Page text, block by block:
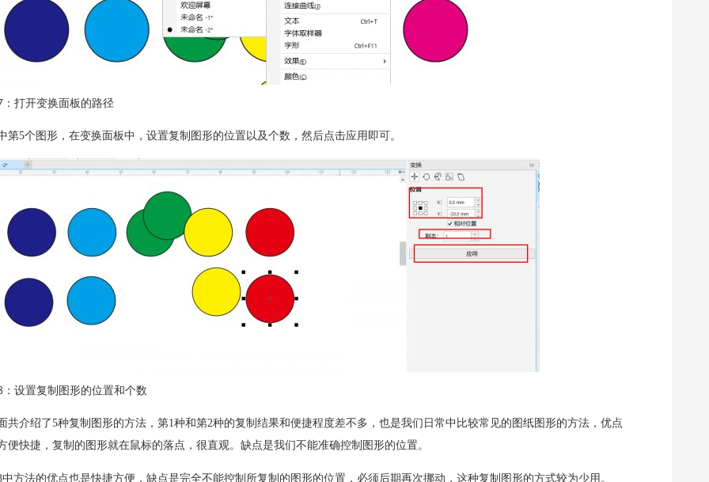
打开变换面板的路径
第5个图形，在变换面板中，设置复制图形的位置以及个数，然后点击应用即可。
设置复制图形的位置和个数
共介绍了5种复制图形的方法，第1种和第2种的复制结果和便捷程度差不多，也是我们日常中比较常见的图纸图形的方法，优点
便快捷，复制的图形就在鼠标的落点，很直观。缺点是我们不能准确控制图形的位置。
中方法的优点也是快捷方便，缺点是完全不能控制所复制的图形的位置，必须后期再次挪动，这种复制图形的方式较为少用。